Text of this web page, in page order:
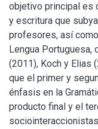
objetivo principal es
y escritura que
profesores, así
Lengua Portuguesa,
(2011), Koch y Elias
que el primer y
énfasis en la
producto final y el